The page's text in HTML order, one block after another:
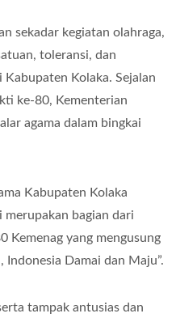
sekadar kegiatan olahraga,
toleransi, dan
Kabupaten Kolaka. Sejalan
ke-80, Kementerian
agama dalam bingkai
Kabupaten Kolaka
merupakan bagian dari
Kemenag yang mengusung
Indonesia Damai dan Maju”.
tampak antusias dan